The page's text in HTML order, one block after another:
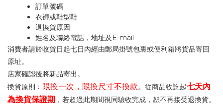
訂單號碼
衣褲或鞋型鞋
退換貨原因
姓名及聯絡電話，地址及 E-mail
消費者請於收貨日起七日內經由郵局掛號包裏或便利箱將貨品寄回
原址。
店家確認後將新品寄出。
換貨原則﹕ 限換一次，限換尺寸不換款。從商品收訖起七天內
為換貨保證期 ，若超過此期間視同驗收完成，恕不再接受退換貨。